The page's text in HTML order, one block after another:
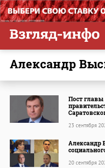
Александр
Пост главы
23 сентября
Александр
20 сентября